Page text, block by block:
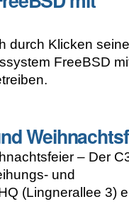
durch Klicken seine
FreeBSD
– Der
und
(Lingnerallee 3)